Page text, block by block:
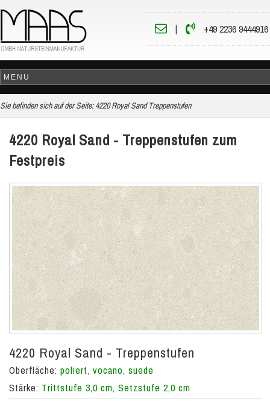
| +49 2236 9444916
Sie befinden sich auf der Seite: 4220 Royal Sand Treppenstufen
4220 Royal Sand - Treppenstufen zum
Festpreis
4220 Royal Sand - Treppenstufen
Oberfläche: poliert, vocano, suede
Stärke: Trittstufe 3,0 cm, Setzstufe 2,0 cm